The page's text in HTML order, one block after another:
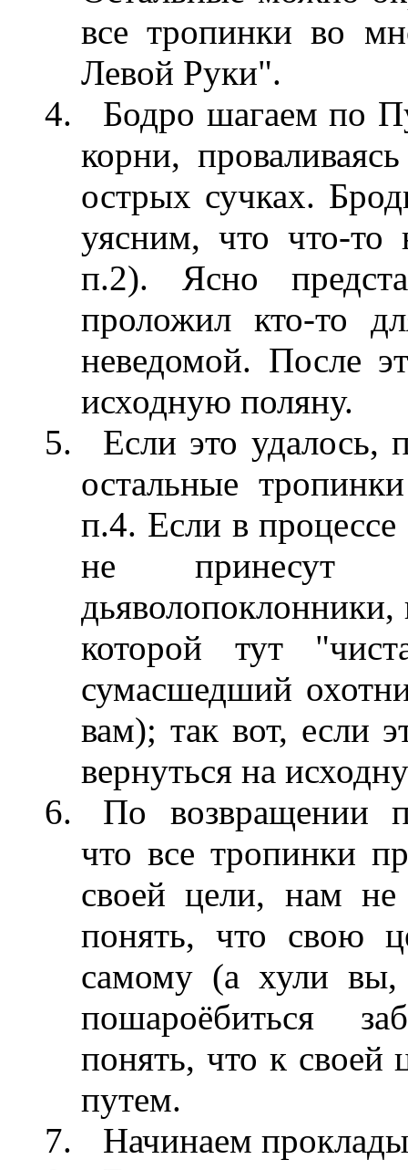
все тропинки во
Левой Руки".
Бодро шагаем по
корни,
острых сучках.
уясним, что что-то
п.2). Ясно
проложил кто-то
неведомой. После
исходную поляну.
Если это удалось,
остальные
п.4. Если в процессе
не принесут
которой тут
сумасшедший
вам); так вот, если
вернуться на
По возвращении
что все тропинки
своей цели, нам не
понять, что свою
самому (а хули вы,
пошароёбиться
понять, что к своей
путем.
Начинаем